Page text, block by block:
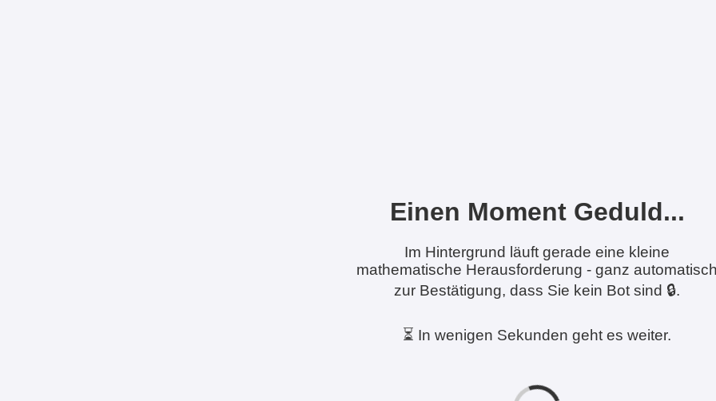
Einen Moment Geduld...
Im Hintergrund läuft gerade eine kleine
mathematische Herausforderung - ganz
zur Bestätigung, dass Sie kein Bot sind 🔒.
⏳ In wenigen Sekunden geht es weiter.